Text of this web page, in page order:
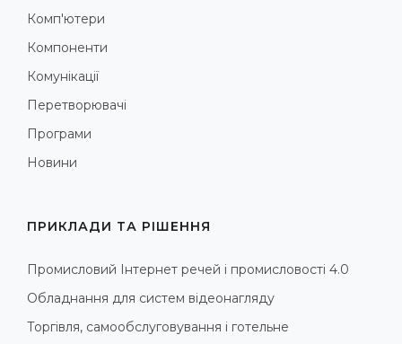
Комп'ютери
Компоненти
Комунікації
Перетворювачі
Програми
Новини
ПРИКЛАДИ ТА РІШЕННЯ
Промисловий Інтернет речей і промисловості 4.0
Обладнання для систем відеонагляду
Торгівля, самообслуговування і готельне